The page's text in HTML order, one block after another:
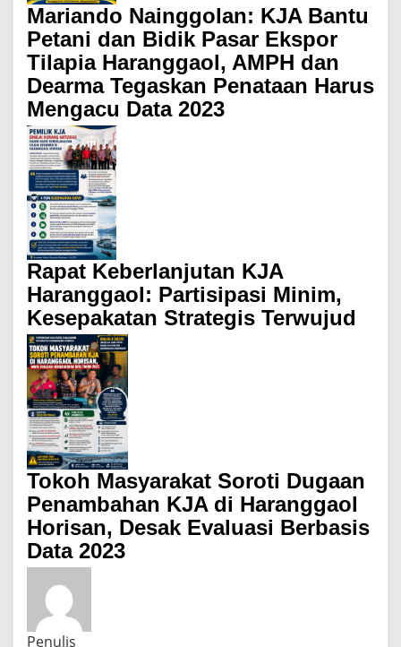
Mariando Nainggolan: KJA Bantu
Petani dan Bidik Pasar Ekspor
Tilapia Haranggaol, AMPH dan
Dearma Tegaskan Penataan Harus
Mengacu Data 2023
Rapat Keberlanjutan KJA
Haranggaol: Partisipasi Minim,
Kesepakatan Strategis Terwujud
Tokoh Masyarakat Soroti Dugaan
Penambahan KJA di Haranggaol
Horisan, Desak Evaluasi Berbasis
Data 2023
Penulis